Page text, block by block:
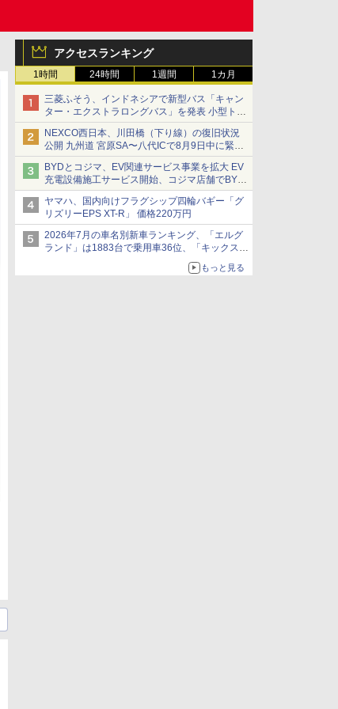
アクセスランキング
1時間 24時間 1週間 1カ月
三菱ふそう、インドネシアで新型バス「キャン
ター・エクストラロングバス」を発表 小型トラ
ックベースの観光・旅客輸送向けバス
NEXCO西日本、川田橋（下り線）の復旧状況
公開 九州道 宮原SA〜八代ICで8月9日中に緊急
車両を通行可能に
BYDとコジマ、EV関連サービス事業を拡大 EV
充電設備施工サービス開始、コジマ店舗でBYD
車の展示・試乗イベントを強化
ヤマハ、国内向けフラグシップ四輪バギー「グ
リズリーEPS XT-R」 価格220万円
2026年7月の車名別新車ランキング、「エルグ
ランド」は1883台で乗用車36位、「キックス」
もっと見る